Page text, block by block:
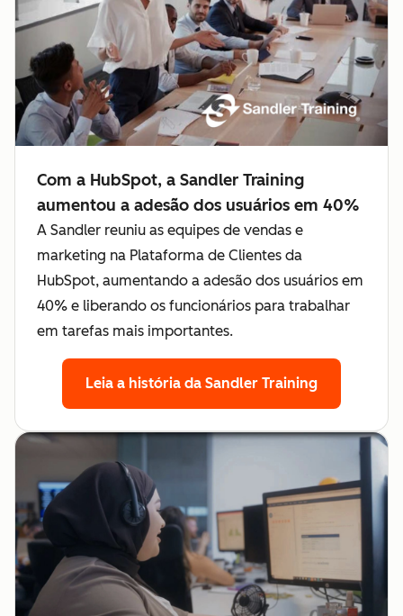
Com a HubSpot, a Sandler Training
aumentou a adesão dos usuários em 40%
A Sandler reuniu as equipes de vendas e
marketing na Plataforma de Clientes da
HubSpot, aumentando a adesão dos usuários em
40% e liberando os funcionários para trabalhar
em tarefas mais importantes.
Leia a história da Sandler Training